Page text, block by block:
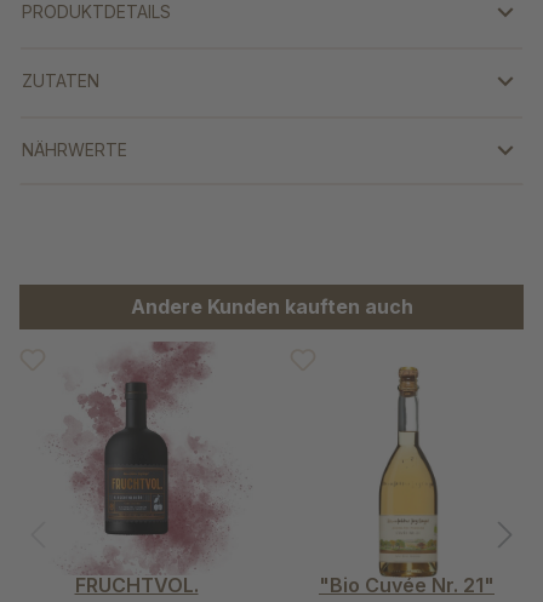
PRODUKTDETAILS
ZUTATEN
NÄHRWERTE
Produktgalerie überspringen
Andere Kunden kauften auch
FRUCHTVOL.
"Bio Cuvée Nr. 21"